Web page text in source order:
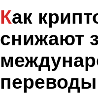
Как криптовалюты
снижают
переводы